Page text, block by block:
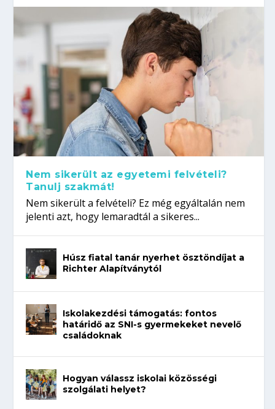
Nem sikerült az egyetemi felvételi?
Tanulj szakmát!
Nem sikerült a felvételi? Ez még egyáltalán nem
jelenti azt, hogy lemaradtál a sikeres...
Húsz fiatal tanár nyerhet ösztöndíjat a
Richter Alapítványtól
Iskolakezdési támogatás: fontos
határidő az SNI-s gyermekeket nevelő
családoknak
Hogyan válassz iskolai közösségi
szolgálati helyet?